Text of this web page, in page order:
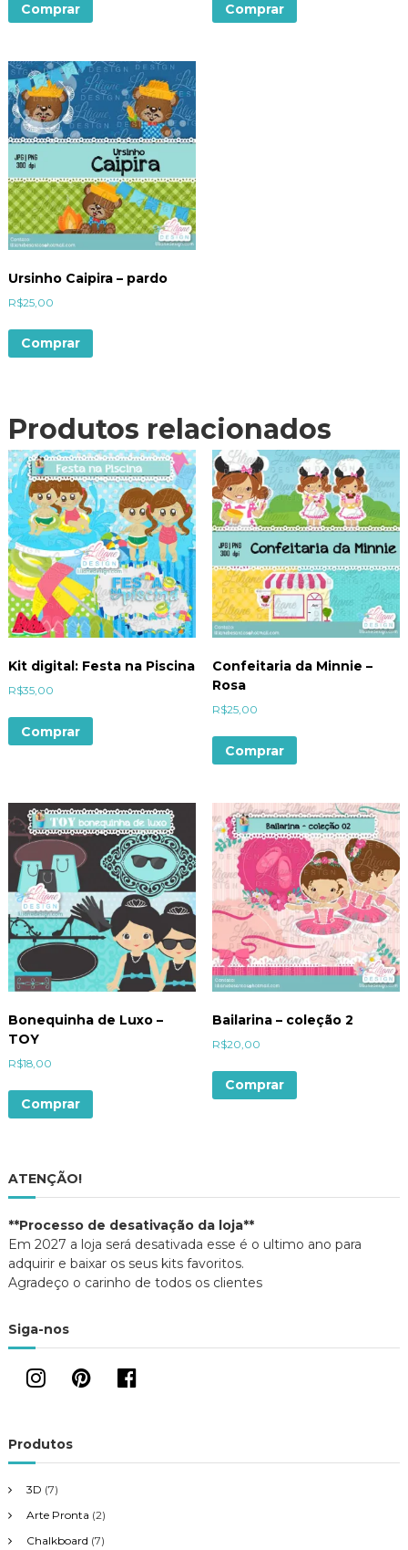
Comprar Comprar
Ursinho Caipira – pardo
R$25,00
Comprar
Produtos relacionados
Kit digital: Festa na Piscina
R$35,00
Comprar
Confeitaria da Minnie –
Rosa
R$25,00
Comprar
Bonequinha de Luxo –
TOY
R$18,00
Comprar
Bailarina – coleção 2
R$20,00
Comprar
ATENÇÃO!
**Processo de desativação da loja**
Em 2027 a loja será desativada esse é o ultimo ano para
adquirir e baixar os seus kits favoritos.
Agradeço o carinho de todos os clientes
Siga-nos
Produtos
3D (7)
Arte Pronta (2)
Chalkboard (7)